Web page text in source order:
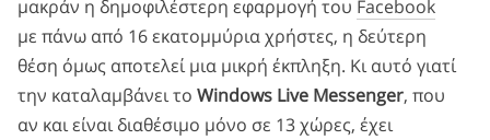
μακράν η δημοφιλέστερη εφαρμογή του Facebook
με πάνω από 16 εκατομμύρια χρήστες, η δεύτερη
θέση όμως αποτελεί μια μικρή έκπληξη. Κι αυτό γιατί
την καταλαμβάνει το Windows Live Messenger, που
αν και είναι διαθέσιμο μόνο σε 13 χώρες, έχει